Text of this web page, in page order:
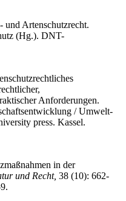
und Artenschutzrecht.
(Hg.). DNT-
Anforderungen.
/ Umwelt-
press. Kassel.
in der
und Recht, 38 (10): 662-